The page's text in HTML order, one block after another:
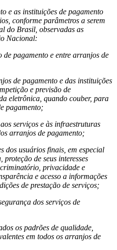
e as instituições de pagamento
conforme parâmetros a serem
do Brasil, observadas as
Nacional:
pagamento e entre arranjos de
de pagamento e das instituições
e previsão de
eletrônica, quando couber, para
pagamento;
serviços e às infraestruturas
arranjos de pagamento;
dos usuários finais, em especial
de seus interesses
privacidade e
e acesso a informações
de prestação de serviços;
dos serviços de
os padrões de qualidade,
em todos os arranjos de